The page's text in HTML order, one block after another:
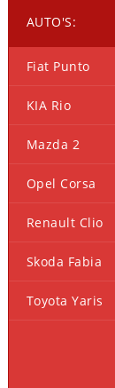
AUTO'S:
Fiat Punto
KIA Rio
Mazda 2
Opel Corsa
Renault Clio
Skoda Fabia
Toyota Yaris